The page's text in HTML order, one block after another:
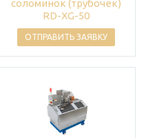
соломинок (трубочек)
RD-XG-50
ОТПРАВИТЬ ЗАЯВКУ